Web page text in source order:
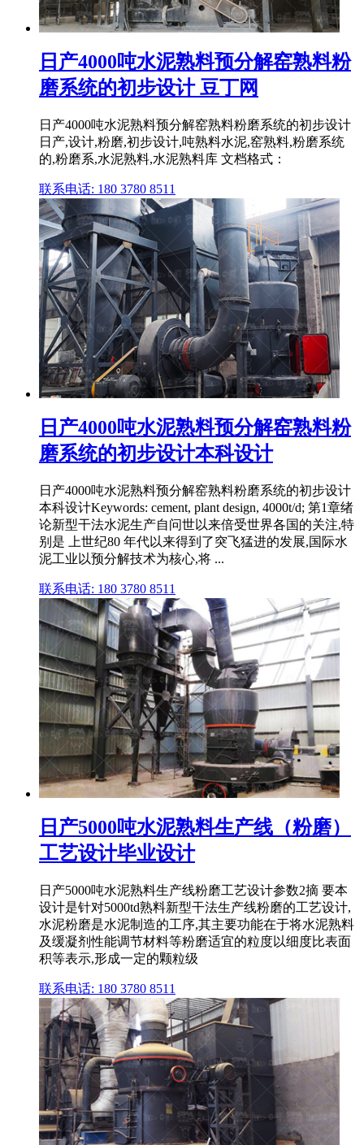
日产4000吨水泥熟料预分解窑熟料粉
磨系统的初步设计 豆丁网
日产4000吨水泥熟料预分解窑熟料粉磨系统的初步设计
日产,设计,粉磨,初步设计,吨熟料水泥,窑熟料,粉磨系统
的,粉磨系,水泥熟料,水泥熟料库 文档格式：
联系电话: 180 3780 8511
日产4000吨水泥熟料预分解窑熟料粉
磨系统的初步设计本科设计
日产4000吨水泥熟料预分解窑熟料粉磨系统的初步设计
本科设计Keywords: cement, plant design, 4000t/d; 第1章绪
论新型干法水泥生产自问世以来倍受世界各国的关注,特
别是 上世纪80 年代以来得到了突飞猛进的发展,国际水
泥工业以预分解技术为核心,将 ...
联系电话: 180 3780 8511
日产5000吨水泥熟料生产线（粉磨）
工艺设计毕业设计
日产5000吨水泥熟料生产线粉磨工艺设计参数2摘 要本
设计是针对5000td熟料新型干法生产线粉磨的工艺设计,
水泥粉磨是水泥制造的工序,其主要功能在于将水泥熟料
及缓凝剂性能调节材料等粉磨适宜的粒度以细度比表面
积等表示,形成一定的颗粒级
联系电话: 180 3780 8511